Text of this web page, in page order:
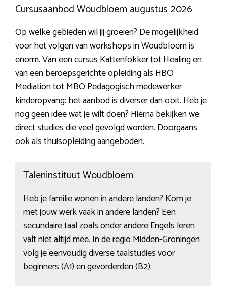
Cursusaanbod Woudbloem augustus 2026
Op welke gebieden wil jij groeien? De mogelijkheid
voor het volgen van workshops in Woudbloem is
enorm. Van een cursus Kattenfokker tot Healing en
van een beroepsgerichte opleiding als HBO
Mediation tot MBO Pedagogisch medewerker
kinderopvang: het aanbod is diverser dan ooit. Heb je
nog geen idee wat je wilt doen? Hierna bekijken we
direct studies die veel gevolgd worden. Doorgaans
ook als thuisopleiding aangeboden.
Taleninstituut Woudbloem
Heb je familie wonen in andere landen? Kom je
met jouw werk vaak in andere landen? Een
secundaire taal zoals onder andere Engels leren
valt niet altijd mee. In de regio Midden-Groningen
volg je eenvoudig diverse taalstudies voor
beginners (A1) en gevorderden (B2):